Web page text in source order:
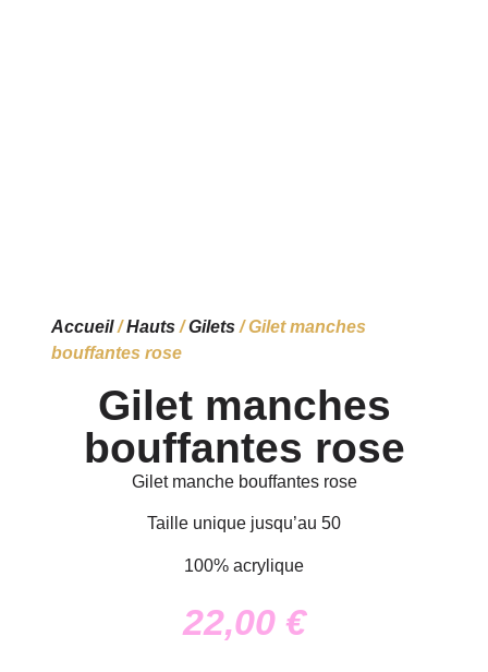
Accueil/Hauts/Gilets/ Gilet manches
bouffantes rose
Gilet manches
bouffantes rose
Gilet manche bouffantes rose
Taille unique jusqu’au 50
100% acrylique
22,00 €